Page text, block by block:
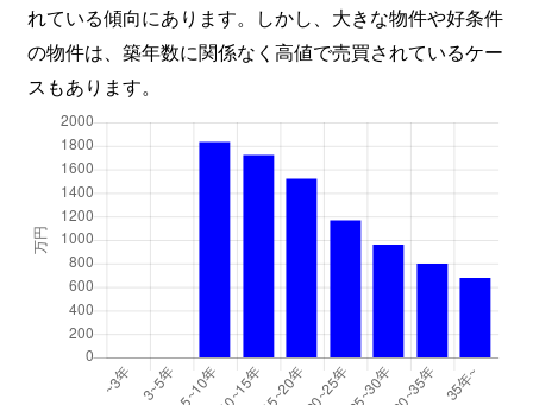
れている傾向にあります。しかし、大きな物件や好条件
の物件は、築年数に関係なく高値で売買されているケー
スもあります。